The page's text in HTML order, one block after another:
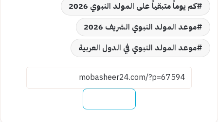
كم يوماً متبقياً على المولد النبوي 2026
موعد المولد النبوي الشريف 2026
موعد المولد النبوي في الدول العربية